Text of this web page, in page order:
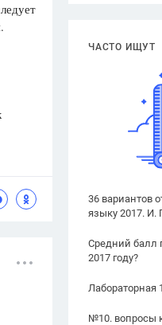
ЧАСТО ИЩУТ
36 вариантов
языку 2017. И.
Средний балл
2017 году?
Лабораторная
№10. вопросы